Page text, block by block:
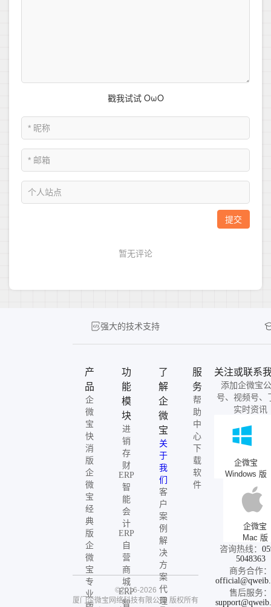
强大的技术支持
产
品
企
微
宝
快
消
版
企
微
宝
经
典
版
企
微
宝
专
业
功
能
模
块
进
销
存
财
ERP
智
能
会
计
ERP
自
营
商
城
ERP
智
了
解
企
微
宝
关
于
我
们
客
户
案
例
解
决
方
案
代
理
服
务
帮
助
中
心
下
载
软
件
关注或联系
添加企微宝
号、视频号、
实时资讯
企微宝
Windows 版
企微宝
Mac 版
咨询热线：
5048363
商务合作：
售后服务：
©2016-2026
厦门企微宝网络科技有限公司 版权所有